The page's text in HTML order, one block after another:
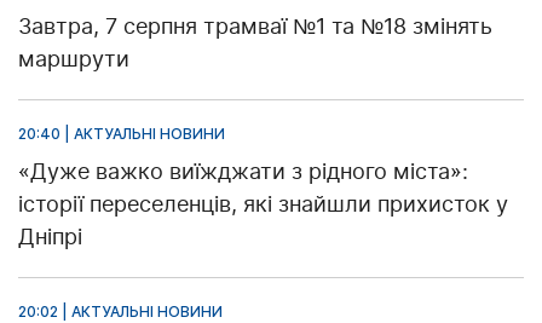
Завтра, 7 серпня трамваї №1 та №18 змінять
маршрути
20:40 | АКТУАЛЬНІ НОВИНИ
«Дуже важко виїжджати з рідного міста»:
історії переселенців, які знайшли прихисток у
Дніпрі
20:02 | АКТУАЛЬНІ НОВИНИ